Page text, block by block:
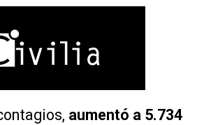
aumentó a 5.734